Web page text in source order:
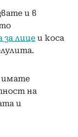
и в
за лице и коса
имате
на
и